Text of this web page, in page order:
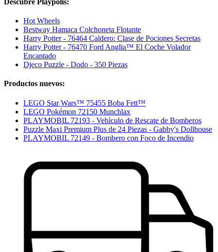
Descubre Playpolis:
Hot Wheels
Bestway Hamaca Colchoneta Flotante
Harry Potter - 76464 Caldero: Clase de Pociones Secretas
Harry Potter - 76470 Ford Anglia™ El Coche Volador
Encantado
Djeco Puzzle - Dodo - 350 Piezas
Productos nuevos:
LEGO Star Wars™ 75455 Boba Fett™
LEGO Pokémon 72150 Munchlax
PLAYMOBIL 72193 - Vehículo de Rescate de Bomberos
Puzzle Maxi Premium Plus de 24 Piezas - Gabby's Dollhouse
PLAYMOBIL 72149 - Bombero con Foco de Incendio